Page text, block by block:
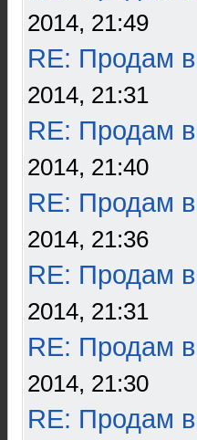
2014, 21:49
RE: Продам
2014, 21:31
RE: Продам
2014, 21:40
RE: Продам
2014, 21:36
RE: Продам
2014, 21:31
RE: Продам
2014, 21:30
RE: Продам